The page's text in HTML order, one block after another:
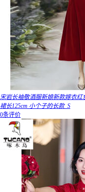
宋岩长袖敬酒服新娘新款嫁衣
裙长125cm 小个子的长款_S
0条评价